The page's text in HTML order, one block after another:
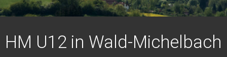
HM U12 in Wald-Michelbach